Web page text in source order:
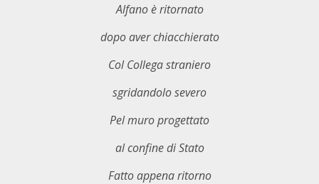
Alfano è ritornato
dopo aver chiacchierato
Col Collega straniero
sgridandolo severo
Pel muro progettato
al confine di Stato
Fatto appena ritorno